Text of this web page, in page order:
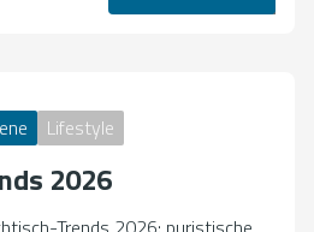
Lifestyle
2026